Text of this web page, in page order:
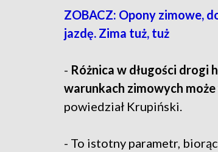
ZOBACZ: Opony zimowe,
jazdę. Zima tuż, tuż
- Różnica w długości drogi
warunkach zimowych
powiedział Krupiński.
- To istotny parametr,